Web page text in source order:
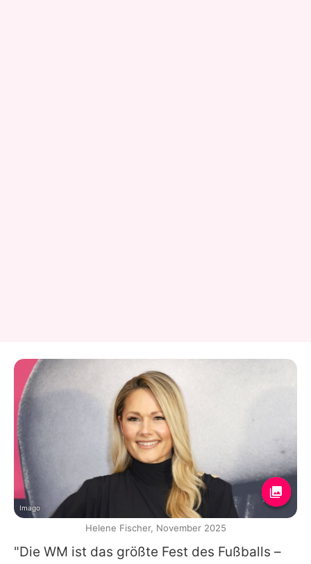
"Die WM ist das größte Fest des Fußballs –
Imago
Helene Fischer, November 2025